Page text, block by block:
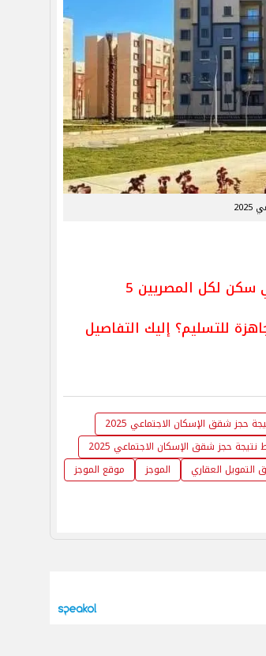
سكن لكل المصريين 5
حجز شقق الإسكان الاجتماعي 2025
نتيجة حجز شقق الإسكان الاجتماعي 2025
التمويل العقاري الموجز
موقع الموجز